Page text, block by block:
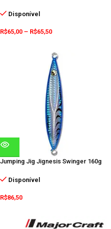
Disponível
R$65,00 – R$65,50
Jumping Jig Jignesis Swinger 160g
Disponível
R$86,50